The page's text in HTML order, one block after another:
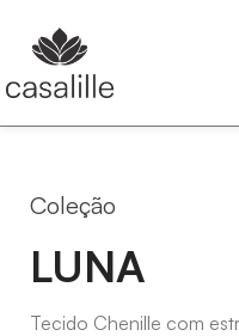
Coleção
LUNA
Tecido Chenille com